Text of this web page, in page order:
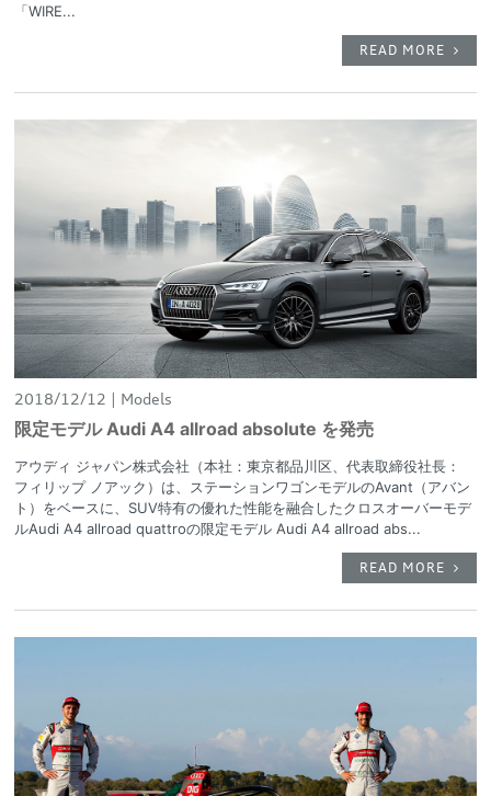
「WIRE...
READ MORE
2018/12/12 Models
限定モデル Audi A4 allroad absolute を発売
アウディ ジャパン株式会社（本社：東京都品川区、代表取締役社長：
フィリップ ノアック）は、ステーションワゴンモデルのAvant（アバン
ト）をベースに、SUV特有の優れた性能を融合したクロスオーバーモデ
ルAudi A4 allroad quattroの限定モデル Audi A4 allroad abs...
READ MORE